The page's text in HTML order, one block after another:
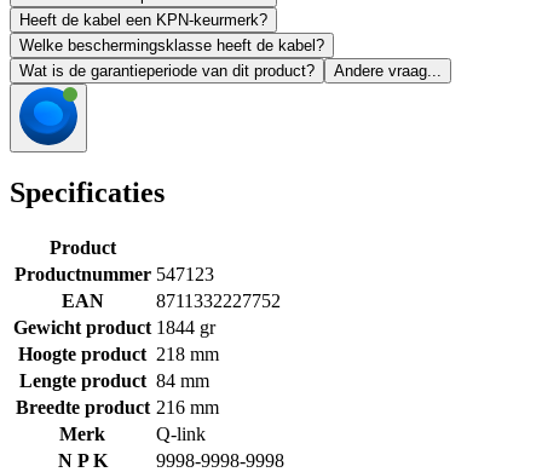
Heeft de kabel een KPN-keurmerk?
Welke beschermingsklasse heeft de kabel?
Wat is de garantieperiode van dit product?
Andere vraag...
Specificaties
Product
Productnummer 547123
EAN
8711332227752
Gewicht product 1844 gr
Hoogte product 218 mm
Lengte product 84 mm
Breedte product 216 mm
Merk
Q-link
N P K
9998-9998-9998